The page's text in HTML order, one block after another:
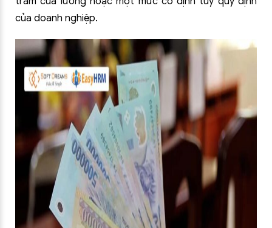
của doanh nghiệp.